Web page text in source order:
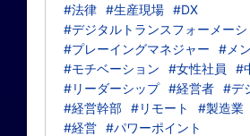
#法律 #生産現場 #DX
#デジタルトランスフォーメーシ
#プレーイングマネジャー
#メ
#モチベーション
#女性社員
#
#リーダーシップ #経営者 #デ
#経営幹部 #リモート #製造業
#経営 #パワーポイント